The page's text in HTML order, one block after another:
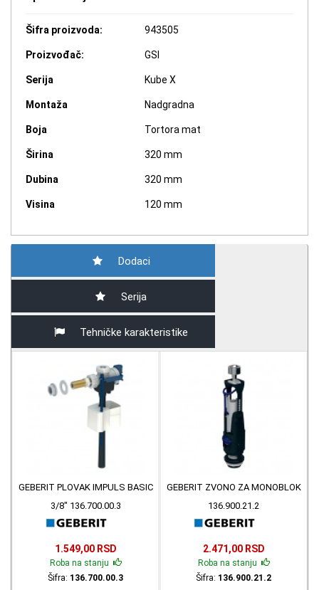
Šifra proizvoda: 943505
Proizvođač: GSI
Serija Kube X
Montaža Nadgradna
Boja Tortora mat
Širina 320 mm
Dubina 320 mm
Visina 120 mm
Dodaci
Serija
Tehničke karakteristike
GEBERIT PLOVAK IMPULS BASIC
3/8" 136.700.00.3
1.549,00 RSD
Roba na stanju
Šifra: 136.700.00.3
GEBERIT ZVONO ZA MONOBLOK
136.900.21.2
2.471,00 RSD
Roba na stanju
Šifra: 136.900.21.2